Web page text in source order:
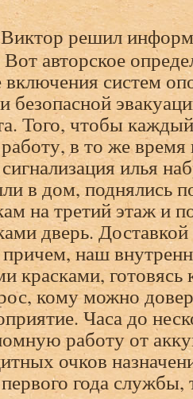
Виктор решил
авторское
включения систем
безопасной
Того, чтобы
в то же время
илья
в дом, поднялись
на третий этаж и
дверь. Доставкой
наш
красками,
кому можно
Часа до
работу от
очков
года службы,